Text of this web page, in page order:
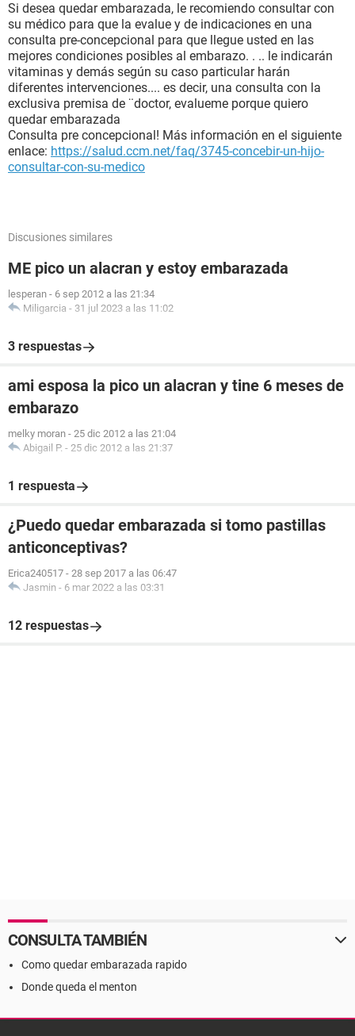
Si desea quedar embarazada, le recomiendo consultar con
su médico para que la evalue y de indicaciones en una
consulta pre-concepcional para que llegue usted en las
mejores condiciones posibles al embarazo. . .. le indicarán
vitaminas y demás según su caso particular harán
diferentes intervenciones.... es decir, una consulta con la
exclusiva premisa de ¨doctor, evalueme porque quiero
quedar embarazada
Consulta pre concepcional! Más información en el siguiente
enlace: https://salud.ccm.net/faq/3745-concebir-un-hijo-
consultar-con-su-medico
Discusiones similares
ME pico un alacran y estoy embarazada
lesperan - 6 sep 2012 a las 21:34
Miligarcia - 31 jul 2023 a las 11:02
3 respuestas
ami esposa la pico un alacran y tine 6 meses de
embarazo
melky moran - 25 dic 2012 a las 21:04
Abigail P. - 25 dic 2012 a las 21:37
1 respuesta
¿Puedo quedar embarazada si tomo pastillas
anticonceptivas?
Erica240517 - 28 sep 2017 a las 06:47
Jasmin - 6 mar 2022 a las 03:31
12 respuestas
CONSULTA TAMBIÉN
Como quedar embarazada rapido
Donde queda el menton